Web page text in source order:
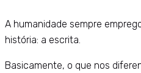
A humanidade sempre
história: a escrita.
Basicamente, o que nos